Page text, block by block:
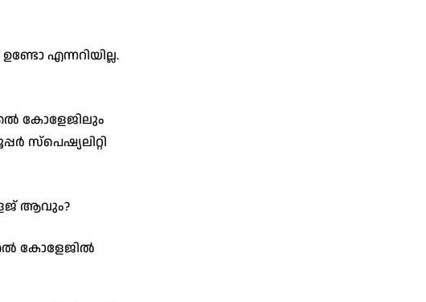
എന്നറിയില്ല.
കോളേജിലും
സ്പെഷ്യലിറ്റി
ആവും?
കോളേജിൽ